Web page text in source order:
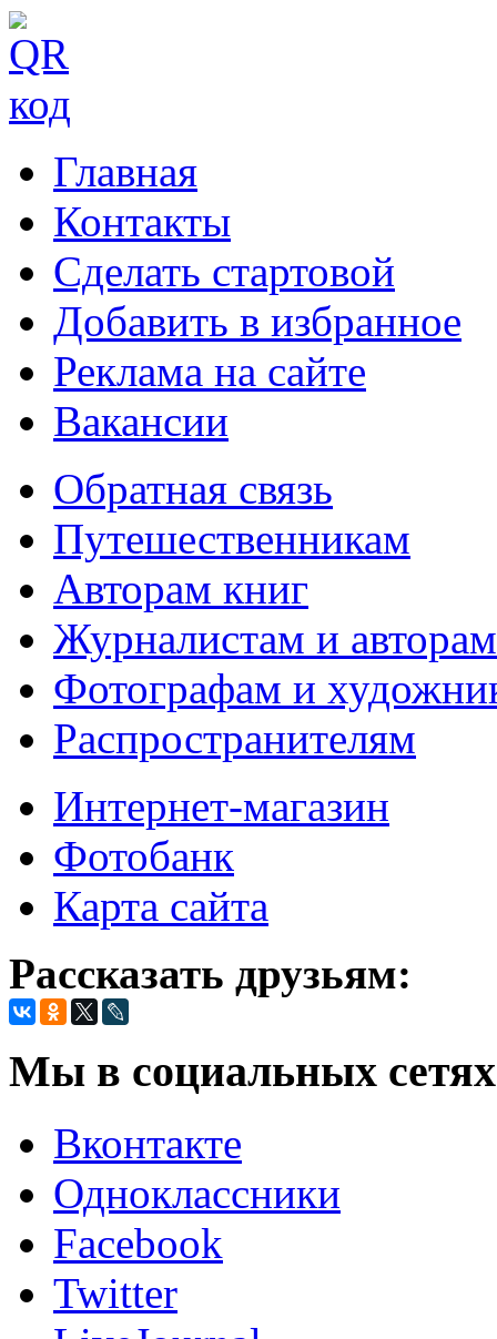
Главная
Контакты
Сделать стартовой
Добавить в избранное
Реклама на сайте
Вакансии
Обратная связь
Путешественникам
Авторам книг
Журналистам и авторам
Фотографам и
Распространителям
Интернет-магазин
Фотобанк
Карта сайта
Рассказать друзьям:
Мы в социальных
Вконтакте
Одноклассники
Facebook
Twitter